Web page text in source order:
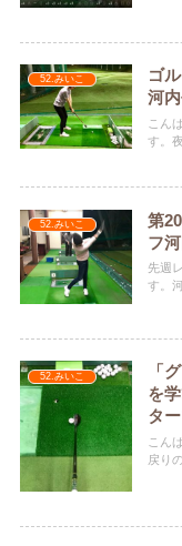
52.みいこ
ゴ
河
こん
す。
52.みいこ
第
フ
先週
す。
52.みいこ
「
を
タ
こん
戻り